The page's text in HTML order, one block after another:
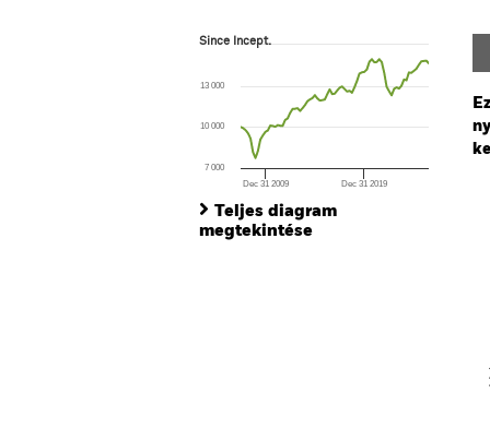
Since Incept.
The chart has 1 X axis displaying Time.
The chart has 1 Y axis displaying values.
Since Incept.
Dec 31 2009 Dec 31 2019
7 000
10 000
13 000
Teljes diagram
megtekintése